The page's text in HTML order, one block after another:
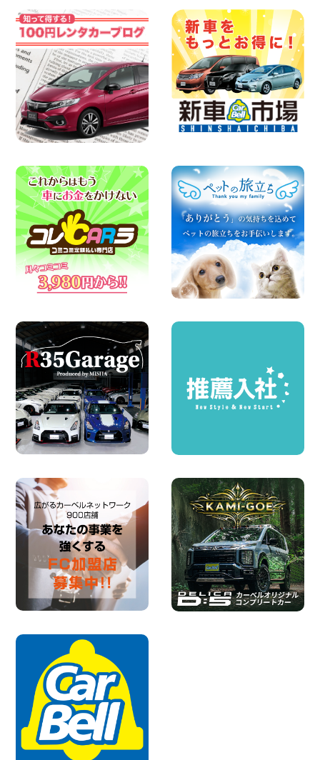
100円レンタカー 横浜弥生台
2026年08月07日
お盆も休まず営業します! 神奈川県 横浜
旭南本宿町店
100円レンタカー 横浜旭南本宿町
2026年08月07日
お引越しに便利で最適!(禁煙車両) 香川県
坂出川津店
100円レンタカー 坂出川津
2026年08月07日
【カーシェアのレンタカーが2台になりま
100円レンタカー 各務原那加
2026年08月06日
空き有ります!!コンパクトSUV 軽 ミニバ
ン 軽トラ 車種多数!!関東圏必見♪ 東京都
町田根岸店
100円レンタカー 町田根岸
2026年08月06日
体調崩してませんか?? 兵庫県 加古川店
100円レンタカー 加古川
2026年08月06日
ハイエースワゴンGL!!クルーズコントロ
ールが付いている〜!! 福島県 福島笹木野
2026年08月05日
※※超格安日額5,800円※※荷物運びに最適
の軽バンのレンタカー!! 出雲ドーム前店
島根県 出雲ドーム前店